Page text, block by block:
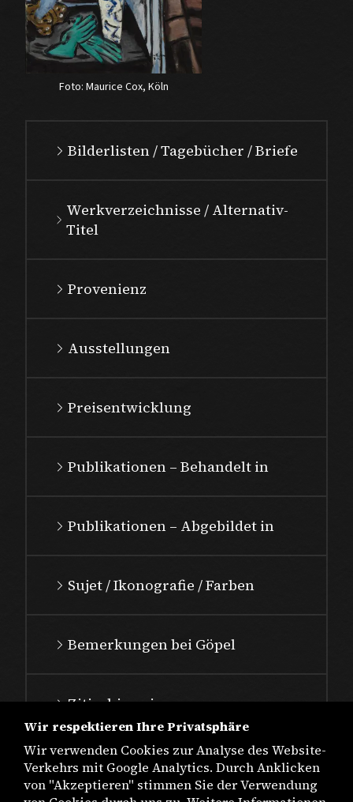
Foto: Maurice Cox, Köln
Bilderlisten / Tagebücher / Briefe
Werkverzeichnisse / Alternativ-
Titel
Provenienz
Ausstellungen
Preisentwicklung
Publikationen – Behandelt in
Publikationen – Abgebildet in
Sujet / Ikonografie / Farben
Bemerkungen bei Göpel
Zitierhinweis
Wir respektieren Ihre Privatsphäre
Wir verwenden Cookies zur Analyse des Website-
Verkehrs mit Google Analytics. Durch Anklicken
von "Akzeptieren" stimmen Sie der Verwendung